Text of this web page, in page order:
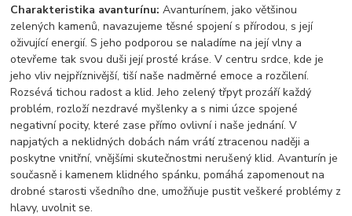
Charakteristika avanturínu:Avanturínem, jako většinou
zelených kamenů, navazujeme těsné spojenís přírodou, s její
oživujícíenergií. S jeho podporou se naladíme na jejívlny a
otevřeme tak svou duši jejíprosté kráse. V centru srdce, kde je
jeho vliv nejpříznivější, tišínaše nadměrné emoce a rozčilení.
Rozsévá tichou radost a klid. Jeho zelený třpyt prozáříkaždý
problém, rozložínezdravé myšlenky a s nimiúzce spojené
negativnípocity, které zase přímo ovlivníi naše jednání. V
napjatých a neklidných dobách nám vrátíztracenou naději a
poskytne vnitřní, vnějšími skutečnostmi nerušený klid. Avanturín je
současně i kamenem klidného spánku, pomáhá zapomenout na
drobné starosti všedního dne, umožňuje pustit veškeré problémy z
hlavy, uvolnit se.